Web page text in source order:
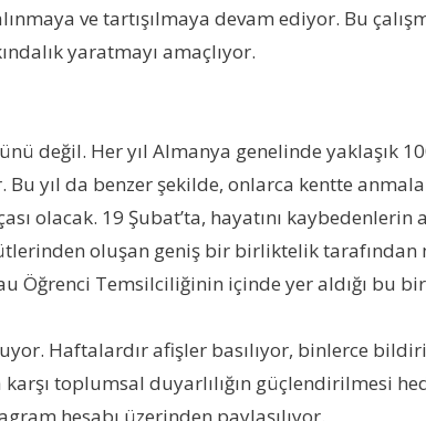
ve tartışılmaya devam ediyor. Bu
yaratmayı amaçlıyor.
değil. Her yıl Almanya genelinde yaklaşık
yıl da benzer şekilde, onlarca kentte
olacak. 19 Şubat’ta, hayatını
oluşan geniş bir birliktelik
Öğrenci Temsilciliğinin içinde yer aldığı bu
Haftalardır afişler basılıyor, binlerce
karşı toplumsal duyarlılığın güçlendirilmesi